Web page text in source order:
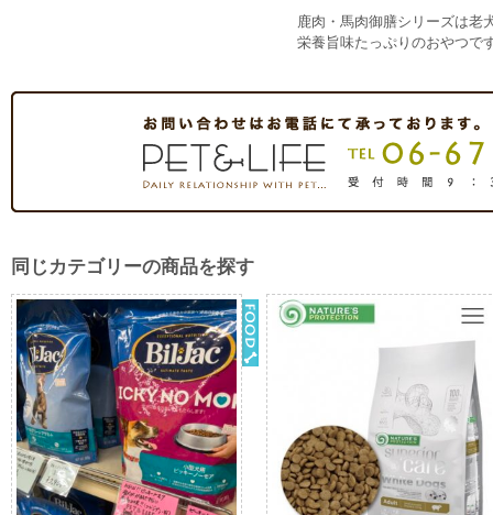
鹿肉・馬肉御膳シリーズは老
栄養旨味たっぷりのおやつで
同じカテゴリーの商品を探す